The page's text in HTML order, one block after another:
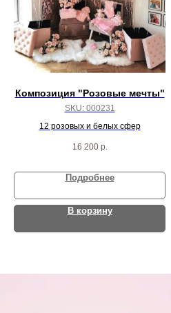
Композиция "Розовые мечты"
SKU: 000231
12 розовых и белых сфер
16 200 р.
Подробнее
В корзину